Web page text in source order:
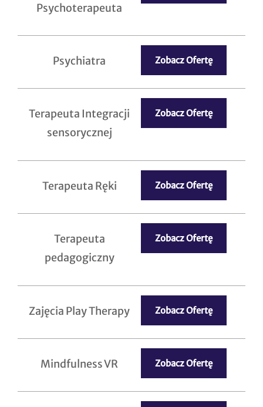
Psychoterapeuta
Psychiatra Zobacz Ofertę
Terapeuta Integracji
sensorycznej
Zobacz Ofertę
Terapeuta Ręki Zobacz Ofertę
Terapeuta
pedagogiczny
Zobacz Ofertę
Zajęcia Play Therapy Zobacz Ofertę
Mindfulness VR Zobacz Ofertę